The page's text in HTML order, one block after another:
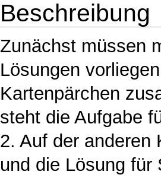
Beschreibung
Zunächst müssen
Lösungen
Kartenpärchen
steht die Aufgabe
2. Auf der anderen
und die Lösung für